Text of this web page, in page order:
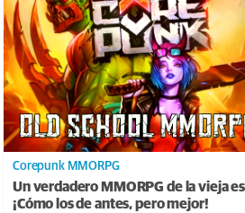
Corepunk MMORPG
Un verdadero MMORPG de la vieja
¡Cómo los de antes, pero mejor!